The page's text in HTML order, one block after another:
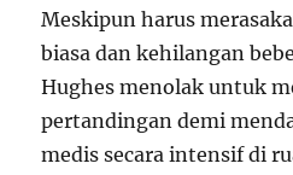
Meskipun harus
biasa dan kehilangan
Hughes menolak untuk
pertandingan demi
medis secara intensif di